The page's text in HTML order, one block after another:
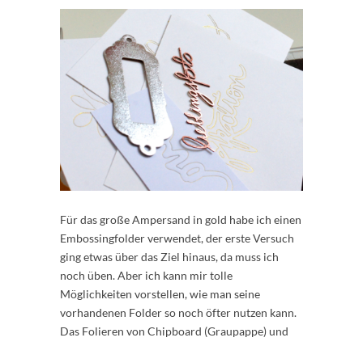
Für das große Ampersand in gold habe ich einen
Embossingfolder verwendet, der erste Versuch
ging etwas über das Ziel hinaus, da muss ich
noch üben. Aber ich kann mir tolle
Möglichkeiten vorstellen, wie man seine
vorhandenen Folder so noch öfter nutzen kann.
Das Folieren von Chipboard (Graupappe) und